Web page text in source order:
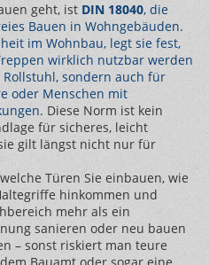
geht, ist DIN 18040, die
Bauen in Wohngebäuden.
im Wohnbau, legt sie fest,
wirklich nutzbar werden
sondern auch für
oder Menschen mit
Diese Norm ist kein
für sicheres, leicht
gilt längst nicht nur für
Türen Sie einbauen, wie
hinkommen und
mehr als ein
sanieren oder neu bauen
– sonst riskiert man teure